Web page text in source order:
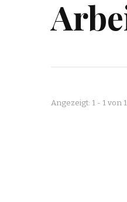
Angezeigt: 1 - 1 von